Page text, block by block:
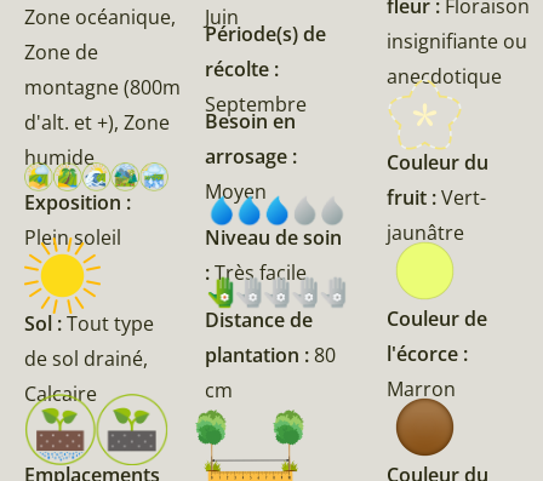
Zone océanique,
Zone de
montagne (800m
d'alt. et +), Zone
humide
Exposition :
Plein soleil
Sol :Tout type
de sol drainé,
Calcaire
Emplacements
Juin
Période(s) de
récolte :
Septembre
Besoin en
arrosage :
Moyen
Niveau de soin
:Très facile
Distance de
plantation :80
cm
fleur : Floraison
insignifiante ou
anecdotique
Couleur du
fruit :Vert-
jaunâtre
Couleur de
l'écorce :
Marron
Couleur du